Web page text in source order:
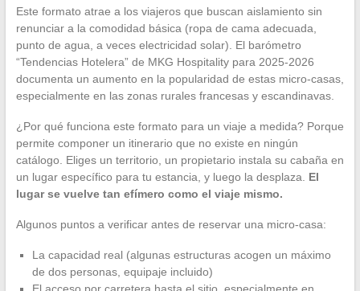
Este formato atrae a los viajeros que buscan aislamiento sin
renunciar a la comodidad básica (ropa de cama adecuada,
punto de agua, a veces electricidad solar). El barómetro
“Tendencias Hotelera” de MKG Hospitality para 2025-2026
documenta un aumento en la popularidad de estas micro-casas,
especialmente en las zonas rurales francesas y escandinavas.
¿Por qué funciona este formato para un viaje a medida? Porque
permite componer un itinerario que no existe en ningún
catálogo. Eliges un territorio, un propietario instala su cabaña en
un lugar específico para tu estancia, y luego la desplaza. El
lugar se vuelve tan efímero como el viaje mismo.
Algunos puntos a verificar antes de reservar una micro-casa:
La capacidad real (algunas estructuras acogen un máximo
de dos personas, equipaje incluido)